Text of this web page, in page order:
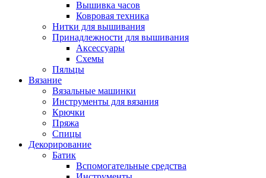
Вышивка часов
Ковровая техника
Нитки для вышивания
Принадлежности для вышивания
Аксессуары
Схемы
Пяльцы
Вязание
Вязальные машинки
Инструменты для вязания
Крючки
Пряжа
Спицы
Декорирование
Батик
Вспомогательные средства